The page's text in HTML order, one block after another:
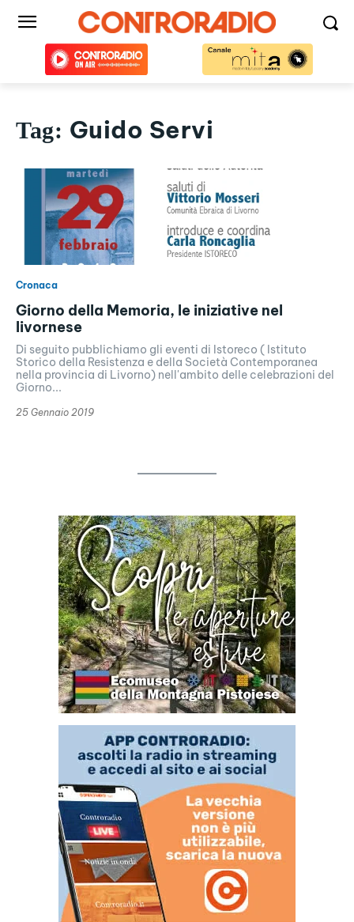
Tag: Guido Servi
Cronaca
Giorno della Memoria, le iniziative nel
livornese
Di seguito pubblichiamo gli eventi di Istoreco ( Istituto
Storico della Resistenza e della Società Contemporanea
nella provincia di Livorno) nell'ambito delle celebrazioni del
Giorno...
25 Gennaio 2019